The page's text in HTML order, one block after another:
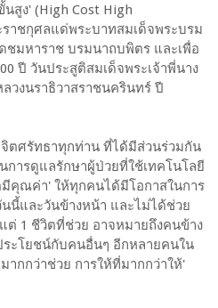
สูง' (High Cost High
ราชกุศลแด่พระบาทสมเด็จพระบรม
ชมหาราช บรมนาถบพิตร และเพื่อ
ปี วันประสูติสมเด็จพระเจ้าพี่นาง
วงนราธิวาสราชนครินทร์ ปี
ศรัทธาทุกท่าน ที่ได้มีส่วนร่วมกัน
การดูแลรักษาผู้ป่วยที่ใช้เทคโนโลยี
คุณค่า' ให้ทุกคนได้มีโอกาสในการ
นี้และวันข้างหน้า และไม่ได้ช่วย
ต่ 1 ชีวิตที่ช่วย อาจหมายถึงคนข้าง
ะโยชน์กับคนอื่นๆ อีกหลายคนใน
กกว่าช่วย การให้ที่มากกว่าให้'